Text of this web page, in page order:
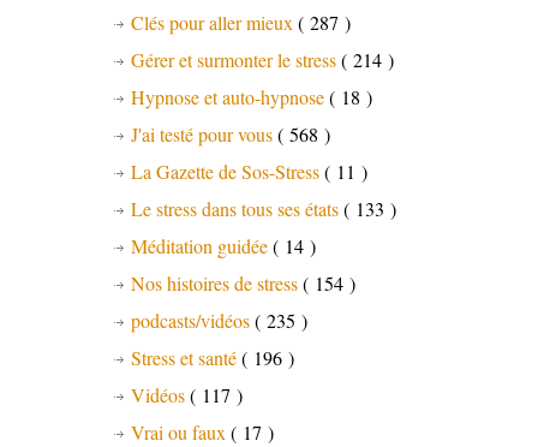
Clés pour aller mieux ( 287 )
Gérer et surmonter le stress( 214 )
Hypnose et auto-hypnose( 18 )
J'ai testé pour vous( 568 )
La Gazette de Sos-Stress( 11 )
Le stress dans tous ses états( 133 )
Méditation guidée( 14 )
Nos histoires de stress( 154 )
podcasts/vidéos( 235 )
Stress et santé( 196 )
Vidéos( 117 )
Vrai ou faux ( 17 )